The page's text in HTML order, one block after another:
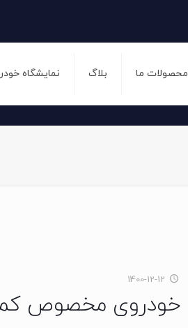
محصولات ما بلاگ نمایشگاه
1400-12-12
خودروی مخصوص کمپ